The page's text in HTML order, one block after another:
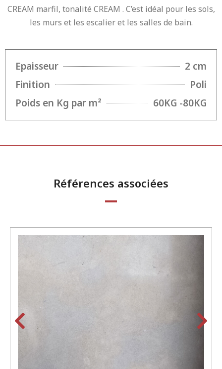
CREAM marfil, tonalité CREAM . C’est idéal pour les sols,
les murs et les escalier et les salles de bain.
Epaisseur
2 cm
Finition
Poli
Poids en Kg par m²
60KG -80KG
Références associées